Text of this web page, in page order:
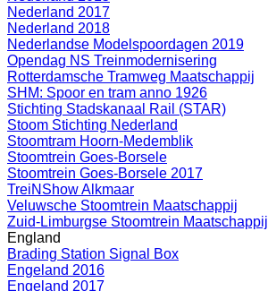
Nederland 2017
Nederland 2018
Nederlandse Modelspoordagen 2019
Opendag NS Treinmodernisering
Rotterdamsche Tramweg Maatschappij
SHM: Spoor en tram anno 1926
Stichting Stadskanaal Rail (STAR)
Stoom Stichting Nederland
Stoomtram Hoorn-Medemblik
Stoomtrein Goes-Borsele
Stoomtrein Goes-Borsele 2017
TreiNShow Alkmaar
Veluwsche Stoomtrein Maatschappij
Zuid-Limburgse Stoomtrein Maatschappij
England
Brading Station Signal Box
Engeland 2016
Engeland 2017